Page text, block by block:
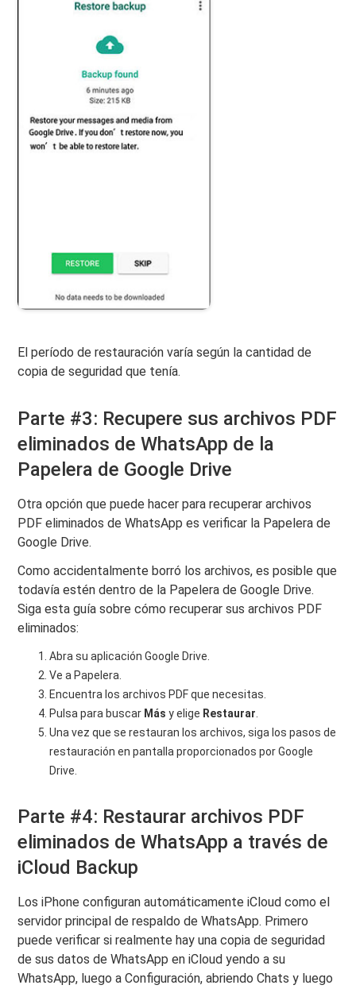
El período de restauración varía según la cantidad de
copia de seguridad que tenía.
Parte #3: Recupere sus archivos PDF
eliminados de WhatsApp de la
Papelera de Google Drive
Otra opción que puede hacer para recuperar archivos
PDF eliminados de WhatsApp es verificar la Papelera de
Google Drive.
Como accidentalmente borró los archivos, es posible que
todavía estén dentro de la Papelera de Google Drive.
Siga esta guía sobre cómo recuperar sus archivos PDF
eliminados:
Abra su aplicación Google Drive.
Ve a Papelera.
Encuentra los archivos PDF que necesitas.
Pulsa para buscar Más y elige Restaurar
Una vez que se restauran los archivos, siga los pasos de
restauración en pantalla proporcionados por Google
Drive.
Parte #4: Restaurar archivos PDF
eliminados de WhatsApp a través de
iCloud Backup
Los iPhone configuran automáticamente iCloud como el
servidor principal de respaldo de WhatsApp. Primero
puede verificar si realmente hay una copia de seguridad
de sus datos de WhatsApp en iCloud yendo a su
WhatsApp, luego a Configuración, abriendo Chats y luego